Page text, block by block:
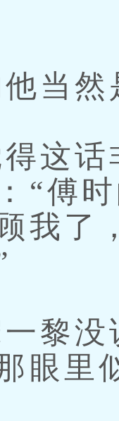
当然
这话
“傅
我
黎没
眼里